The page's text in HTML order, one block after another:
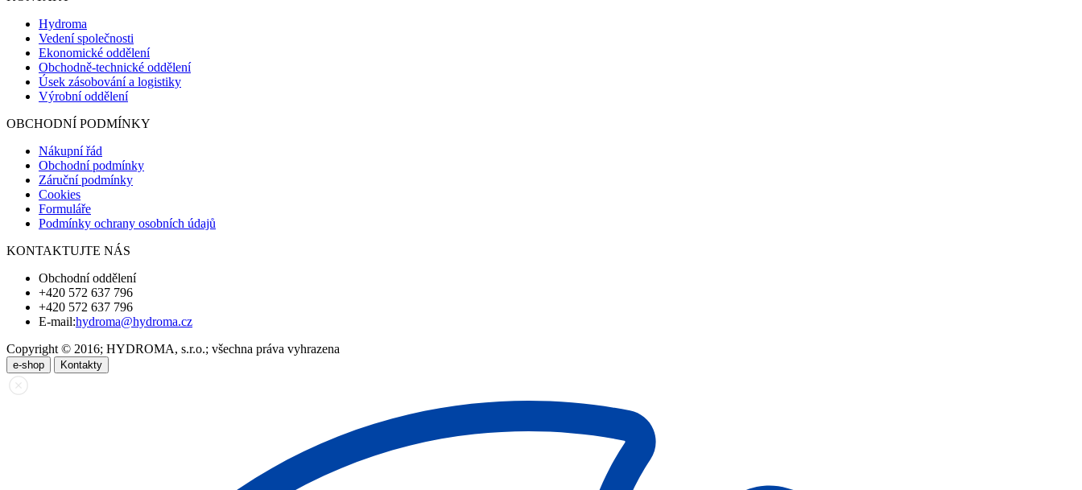
Hydroma
Vedení společnosti
Ekonomické oddělení
Obchodně-technické oddělení
Úsek zásobování a logistiky
Výrobní oddělení
OBCHODNÍ PODMÍNKY
Nákupní řád
Obchodní podmínky
Záruční podmínky
Cookies
Formuláře
Podmínky ochrany osobních údajů
KONTAKTUJTE NÁS
Obchodní oddělení
+420 572 637 796
+420 572 637 796
E-mail:hydroma@hydroma.cz
Copyright © 2016; HYDROMA, s.r.o.; všechna práva vyhrazena
e-shop Kontakty